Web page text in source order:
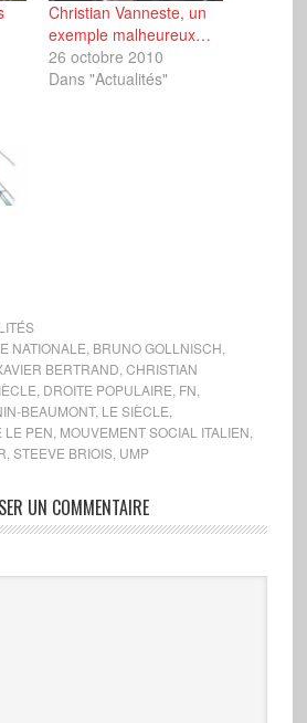
Christian Vanneste, un
exemple malheureux…
26 octobre 2010
Dans "Actualités"
NATIONALE BRUNO GOLLNISCH
BERTRAND CHRISTIAN
DROITE POPULAIRE FN
BEAUMONT, LE SIÈCLE
LE PEN MOUVEMENT SOCIAL ITALIEN
STEEVE BRIOIS, UMP
UN COMMENTAIRE